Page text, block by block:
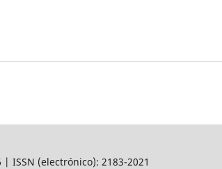
ISSN (electrónico): 2183-2021